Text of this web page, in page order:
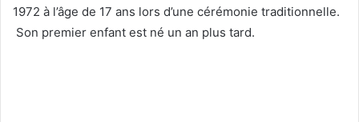
1972 à l’âge de 17 ans lors d’une cérémonie traditionnelle.
Son premier enfant est né un an plus tard.